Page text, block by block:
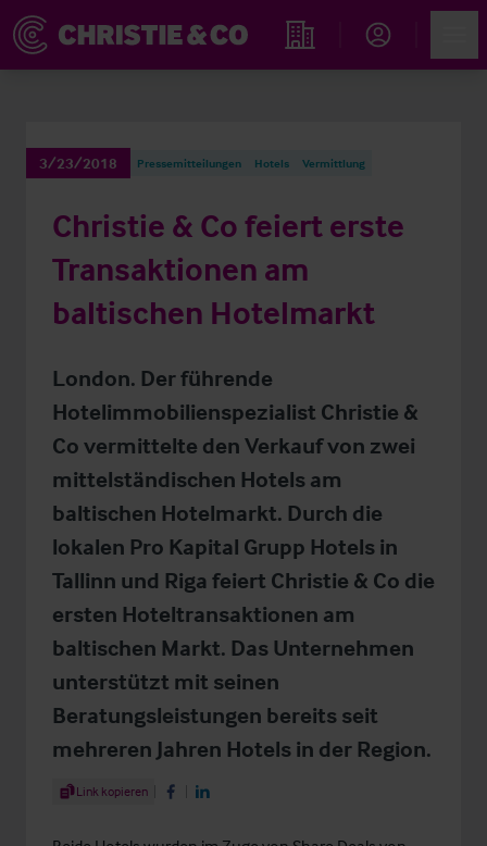
Immobiliensuche
3/23/2018 Pressemitteilungen Hotels Vermittlung
Christie & Co feiert erste
Transaktionen am
baltischen Hotelmarkt
London. Der führende
Hotelimmobilienspezialist Christie &
Co vermittelte den Verkauf von zwei
mittelständischen Hotels am
baltischen Hotelmarkt. Durch die
lokalen Pro Kapital Grupp Hotels in
Tallinn und Riga feiert Christie & Co die
ersten Hoteltransaktionen am
baltischen Markt. Das Unternehmen
unterstützt mit seinen
Beratungsleistungen bereits seit
mehreren Jahren Hotels in der Region.
Share Article
Link kopieren Share on Facebook
Share on LinkedIn